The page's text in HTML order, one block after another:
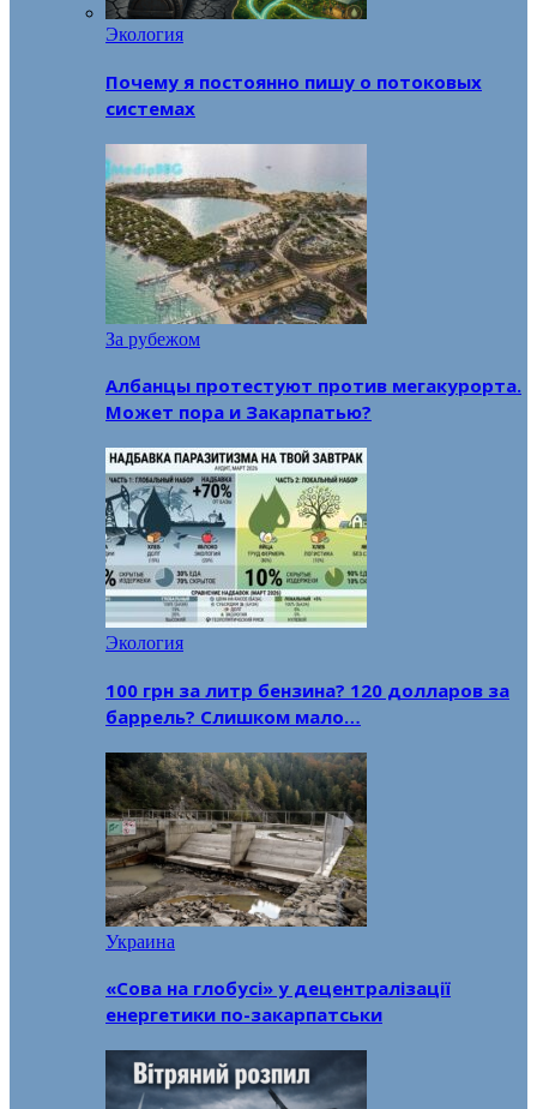
Экология
Почему я постоянно пишу о потоковых
системах
За рубежом
Албанцы протестуют против мегакурорта.
Может пора и Закарпатью?
Экология
100 грн за литр бензина? 120 долларов за
баррель? Слишком мало…
Украина
«Сова на глобусі» у децентралізації
енергетики по-закарпатськи